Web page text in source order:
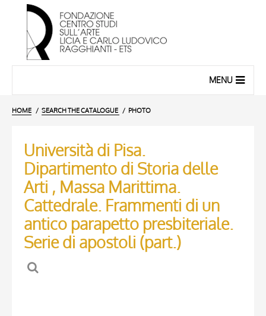
MENU
HOME SEARCH THE CATALOGUE PHOTO
Università di Pisa.
Dipartimento di Storia delle
Arti , Massa Marittima.
Cattedrale. Frammenti di un
antico parapetto presbiteriale.
Serie di apostoli (part.)